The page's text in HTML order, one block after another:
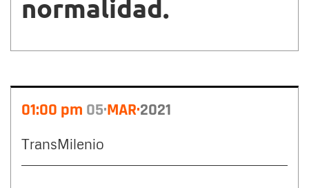
normalidad.
01:00 pm 05 MAR 2021
TransMilenio